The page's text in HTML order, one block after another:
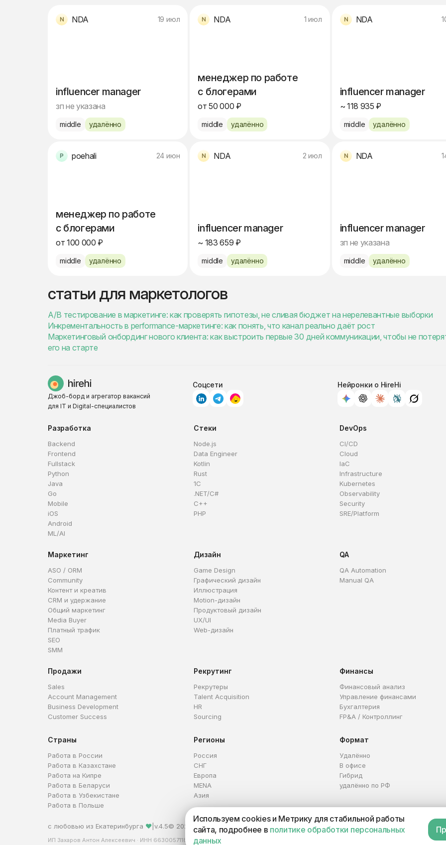
NDA 19 июл
influencer manager
зп не указана
middle удалённо
NDA 1 июл
менеджер по работе
с блогерами
от 50 000 ₽
middle удалённо
NDA
influencer manager
~ 118 935 ₽
middle удалённо
poehali 24 июн
менеджер по работе
с блогерами
от 100 000 ₽
middle удалённо
NDA 2 июл
influencer manager
~ 183 659 ₽
middle удалённо
NDA
influencer manager
зп не указана
middle удалённо
статьи для маркетологов
A/B тестирование в маркетинге: как проверять гипотезы, не сливая бюджет на нерелевантные выборки
Инкрементальность в performance-маркетинге: как понять, что канал реально даёт рост
Маркетинговый онбординг нового клиента: как выстроить первые 30 дней коммуникации, чтобы не
его на старте
Джоб-борд и агрегатор вакансий
для IT и Digital-специалистов
Соцсети Нейронки о HireHi
Разработка
Backend
Frontend
Fullstack
Python
Java
Go
Mobile
iOS
Android
ML/AI
Стеки
Node.js
Data Engineer
Kotlin
Rust
1C
.NET/C#
C++
PHP
DevOps
CI/CD
Cloud
IaC
Infrastructure
Kubernetes
Observability
Security
SRE/Platform
Маркетинг
ASO / ORM
Community
Контент и креатив
CRM и удержание
Общий маркетинг
Media Buyer
Платный трафик
SEO
SMM
Дизайн
Game Design
Графический дизайн
Иллюстрация
Motion-дизайн
Продуктовый дизайн
UX/UI
Web-дизайн
QA
QA Automation
Manual QA
Продажи
Sales
Account Management
Business Development
Customer Success
Рекрутинг
Рекрутеры
Talent Acquisition
HR
Sourcing
Финансы
Финансовый анализ
Управление финансами
Бухгалтерия
FP&A / Контроллинг
Страны
Работа в России
Работа в Казахстане
Работа на Кипре
Работа в Беларуси
Работа в Узбекистане
Работа в Польше
Регионы
Россия
СНГ
Европа
MENA
Азия
Формат
Удалённо
В офисе
Гибрид
удалённо по РФ
с любовью из Екатеринбурга ❤ v.4.5© 2026 HireHi
ИП Захаров Антон Алексеевич · ИНН 663005711880 · ОГРНИП 321665800059102
Используем cookies и Метрику для стабильной работы
сайта, подробнее в политике обработки персональных
данных